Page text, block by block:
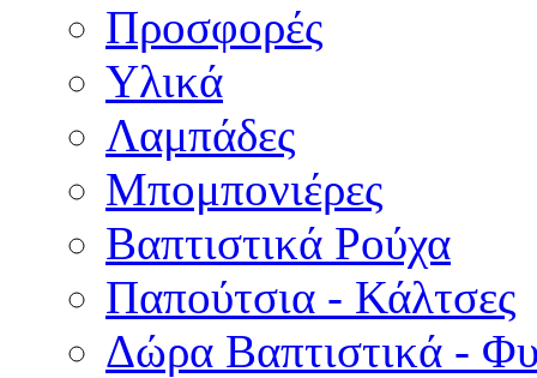
Προσφορές
Υλικά
Λαμπάδες
Μπομπονιέρες
Βαπτιστικά Ρούχα
Παπούτσια - Κάλτσες
Δώρα Βαπτιστικά -